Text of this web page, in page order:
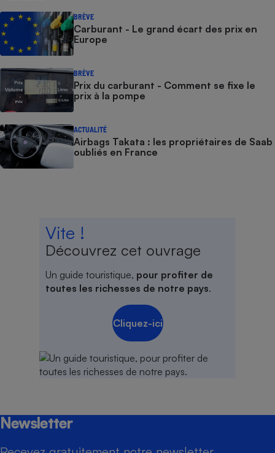
BRÈVE
Carburant - Le grand écart des prix en
Europe
BRÈVE
Prix du carburant - Comment se fixe le
prix à la pompe
ACTUALITÉ
Airbags Takata : les propriétaires de Saab
oubliés en France
Vite !
Découvrez cet ouvrage
Un guide touristique, pour profiter de
toutes les richesses de notre pays.
Cliquez-ici
Newsletter